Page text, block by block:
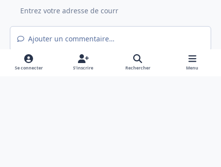
Ajouter un commentaire…
Se connecter S’inscrire Rechercher Menu